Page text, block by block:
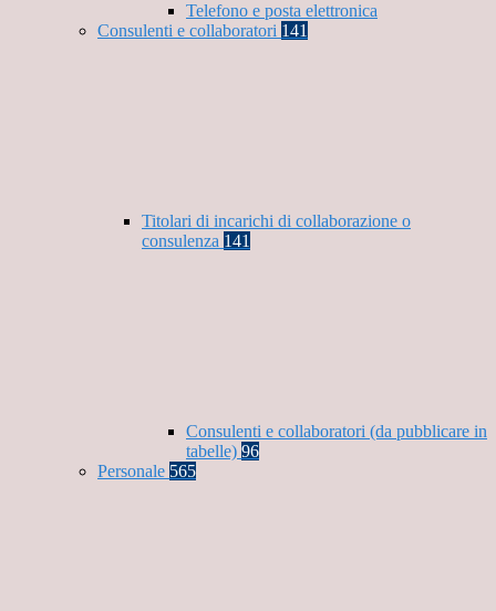
Telefono e posta elettronica
Consulenti e collaboratori 141
Titolari di incarichi di collaborazione o
consulenza 141
Consulenti e collaboratori (da pubblicare in
tabelle) 96
Personale 565